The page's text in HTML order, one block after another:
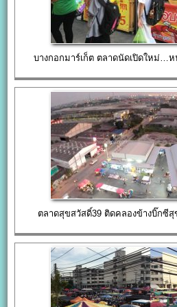
บางกอกมาร์เก็ต ตลาดนัดเปิดใหม่…ห
ตลาดสุขสวัสดิ์39 ติดคลองข้างบิ๊กซี